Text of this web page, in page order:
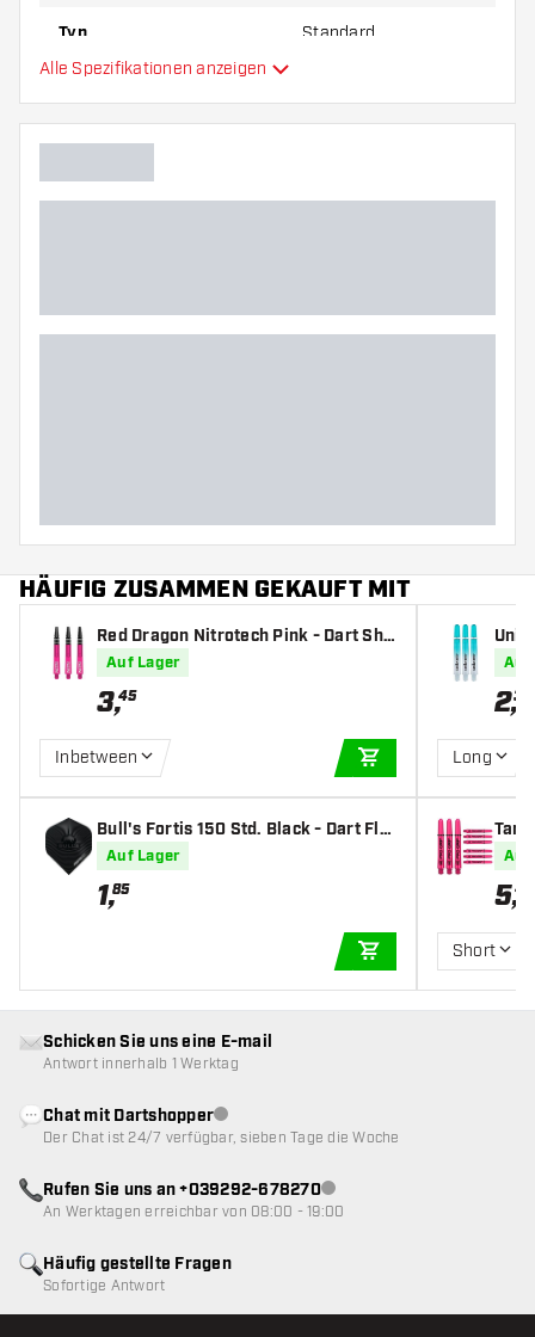
Typ Standard
Hauptfarbe
Alle Spezifikationen anzeigen
HÄUFIG ZUSAMMEN GEKAUFT MIT
Red Dragon Nitrotech Pink - Dart Sha
fts
Auf Lager
3,45
Inbetween
IN DEN
Bull's Fortis 150 Std. Black - Dart Flig
hts
Auf Lager
1,85
IN DEN
p -
Auf
2,35
Long
ts
Auf
5,49
Short
Häufig gestellte Fragen
Sofortige Antwort
Schicken Sie uns eine E-mail
Antwort innerhalb 1 Werktag
Chat mit DartshopperKundenservice nicht verfügbar
Der Chat ist 24/7 verfügbar, sieben Tage die Woche
Rufen Sie uns an +039292-678270Kundenservice nicht
An Werktagen erreichbar von 08:00 - 19:00